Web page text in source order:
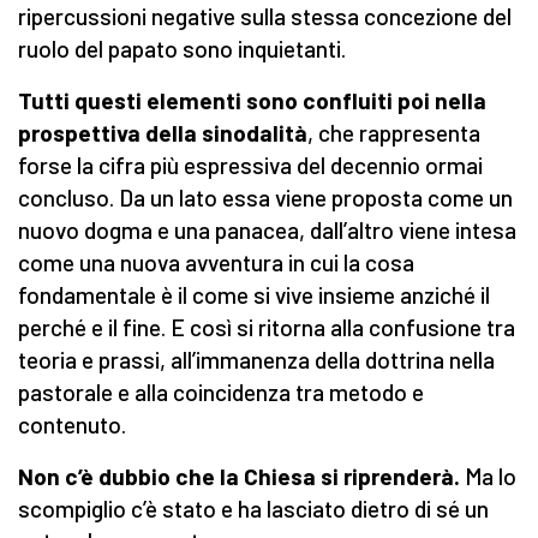
ripercussioni negative sulla stessa concezione del
ruolo del papato sono inquietanti.
Tutti questi elementi sono confluiti poi nella
prospettiva della sinodalità, che rappresenta
forse la cifra più espressiva del decennio ormai
concluso. Da un lato essa viene proposta come un
nuovo dogma e una panacea, dall’altro viene intesa
come una nuova avventura in cui la cosa
fondamentale è il come si vive insieme anziché il
perché e il fine. E così si ritorna alla confusione tra
teoria e prassi, all’immanenza della dottrina nella
pastorale e alla coincidenza tra metodo e
contenuto.
Non c’è dubbio che la Chiesa si riprenderà. Ma lo
scompiglio c’è stato e ha lasciato dietro di sé un